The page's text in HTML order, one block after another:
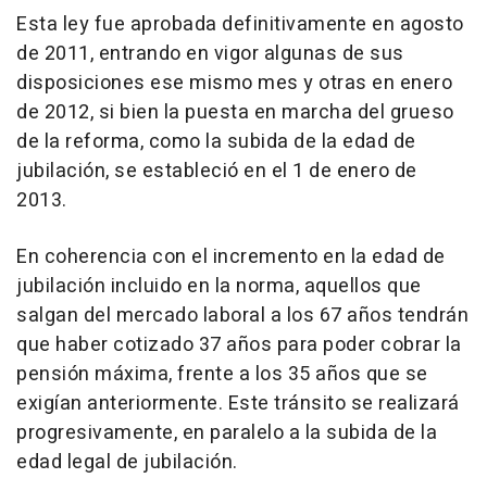
Esta ley fue aprobada definitivamente en agosto
de 2011, entrando en vigor algunas de sus
disposiciones ese mismo mes y otras en enero
de 2012, si bien la puesta en marcha del grueso
de la reforma, como la subida de la edad de
jubilación, se estableció en el 1 de enero de
2013.
En coherencia con el incremento en la edad de
jubilación incluido en la norma, aquellos que
salgan del mercado laboral a los 67 años tendrán
que haber cotizado 37 años para poder cobrar la
pensión máxima, frente a los 35 años que se
exigían anteriormente. Este tránsito se realizará
progresivamente, en paralelo a la subida de la
edad legal de jubilación.